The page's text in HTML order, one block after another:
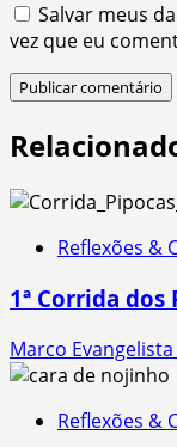
Salvar meus
vez que eu
Reflexões &
1ª Corrida dos
Marco Evangelista
Reflexões &